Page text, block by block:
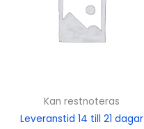
Kan restnoteras
Leveranstid 14 till 21 dagar